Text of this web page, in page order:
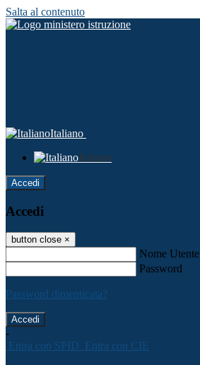
Salta al contenuto
Italiano
Italiano
Accedi
Accedi
button close ×
Nome Utente
Password
Password dimenticata?
-
Entra con SPID Entra con CIE